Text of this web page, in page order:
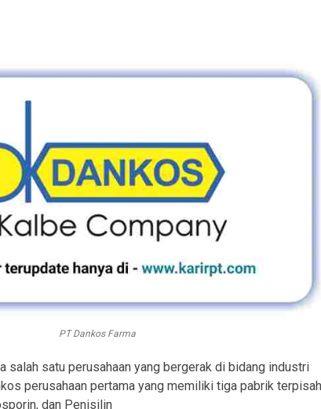
PT Dankos Farma
salah satu perusahaan yang bergerak di bidang industri
perusahaan pertama yang memiliki tiga pabrik terpisah
dan Penisilin